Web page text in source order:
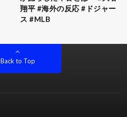
翔平 #海外の反応 #ドジャー
ス #MLB
Back to Top